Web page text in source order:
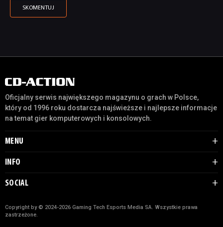
Oficjalny serwis największego magazynu o grach w Polsce,
który od 1996 roku dostarcza najświeższe i najlepsze informacje
na temat gier komputerowych i konsolowych.
MENU
INFO
SOCIAL
Copyright by © 2024-2026 Gaming Tech Esports Media SA. Wszystkie prawa
zastrzeżone.